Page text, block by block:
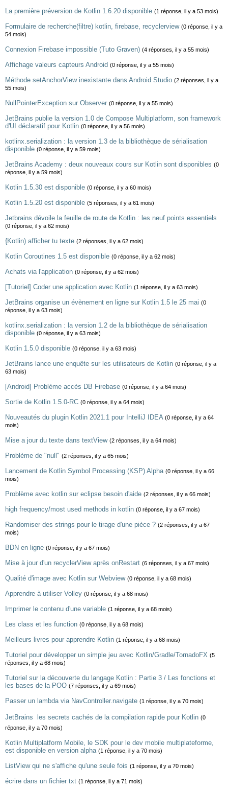
La première préversion de Kotlin 1.6.20 disponible (1 réponse, il y a 53 mois)
Formulaire de recherche(filtre) kotlin, firebase, recyclerview (0 réponse, il y a
54 mois)
Connexion Firebase impossible (Tuto Graven) (4 réponses, il y a 55 mois)
Affichage valeurs capteurs Android (0 réponse, il y a 55 mois)
Méthode setAnchorView inexistante dans Android Studio (2 réponses, il y a
55 mois)
NullPointerException sur Observer (0 réponse, il y a 55 mois)
JetBrains publie la version 1.0 de Compose Multiplatform, son framework
d'UI déclaratif pour Kotlin (0 réponse, il y a 56 mois)
kotlinx.serialization : la version 1.3 de la bibliothèque de sérialisation
disponible (0 réponse, il y a 59 mois)
JetBrains Academy : deux nouveaux cours sur Kotlin sont disponibles (0
réponse, il y a 59 mois)
Kotlin 1.5.30 est disponible (0 réponse, il y a 60 mois)
Kotlin 1.5.20 est disponible (5 réponses, il y a 61 mois)
Jetbrains dévoile la feuille de route de Kotlin : les neuf points essentiels
(0 réponse, il y a 62 mois)
{Kotlin) afficher tu texte (2 réponses, il y a 62 mois)
Kotlin Coroutines 1.5 est disponible (0 réponse, il y a 62 mois)
Achats via l'application (0 réponse, il y a 62 mois)
[Tutoriel] Coder une application avec Kotlin (1 réponse, il y a 63 mois)
JetBrains organise un évènement en ligne sur Kotlin 1.5 le 25 mai (0
réponse, il y a 63 mois)
kotlinx.serialization : la version 1.2 de la bibliothèque de sérialisation
disponible (0 réponse, il y a 63 mois)
Kotlin 1.5.0 disponible (0 réponse, il y a 63 mois)
JetBrains lance une enquête sur les utilisateurs de Kotlin (0 réponse, il y a
63 mois)
[Android] Problème accès DB Firebase (0 réponse, il y a 64 mois)
Sortie de Kotlin 1.5.0-RC (0 réponse, il y a 64 mois)
Nouveautés du plugin Kotlin 2021.1 pour IntelliJ IDEA (0 réponse, il y a 64
mois)
Mise a jour du texte dans textView (2 réponses, il y a 64 mois)
Problème de "null" (2 réponses, il y a 65 mois)
Lancement de Kotlin Symbol Processing (KSP) Alpha (0 réponse, il y a 66
mois)
Problème avec kotlin sur eclipse besoin d'aide (2 réponses, il y a 66 mois)
high frequency/most used methods in kotlin (0 réponse, il y a 67 mois)
Randomiser des strings pour le tirage d'une pièce ? (2 réponses, il y a 67
mois)
BDN en ligne (0 réponse, il y a 67 mois)
Mise à jour d'un recyclerView après onRestart (6 réponses, il y a 67 mois)
Qualité d'image avec Kotlin sur Webview (0 réponse, il y a 68 mois)
Apprendre à utiliser Volley (0 réponse, il y a 68 mois)
Imprimer le contenu d'une variable (1 réponse, il y a 68 mois)
Les class et les function (0 réponse, il y a 68 mois)
Meilleurs livres pour apprendre Kotlin (1 réponse, il y a 68 mois)
Tutoriel pour développer un simple jeu avec Kotlin/Gradle/TornadoFX (5
réponses, il y a 68 mois)
Tutoriel sur la découverte du langage Kotlin : Partie 3 / Les fonctions et
les bases de la POO (7 réponses, il y a 69 mois)
Passer un lambda via NavController.navigate (1 réponse, il y a 70 mois)
JetBrains  les secrets cachés de la compilation rapide pour Kotlin (0
réponse, il y a 70 mois)
Kotlin Multiplatform Mobile, le SDK pour le dev mobile multiplateforme,
est disponible en version alpha (1 réponse, il y a 70 mois)
ListView qui ne s'affiche qu'une seule fois (1 réponse, il y a 70 mois)
écrire dans un fichier txt (1 réponse, il y a 71 mois)